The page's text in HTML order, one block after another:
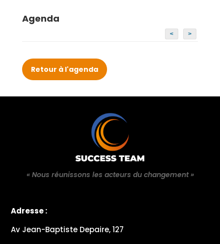
Agenda
< >
Retour à l'agenda
« Nous réunissons les acteurs du changement »
Adresse :
Av Jean-Baptiste Depaire, 127